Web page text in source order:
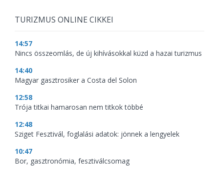
TURIZMUS ONLINE CIKKEI
14:57
Nincs összeomlás, de új kihívásokkal küzd a hazai turizmus
14:40
Magyar gasztrosiker a Costa del Solon
12:58
Trója titkai hamarosan nem titkok többé
12:48
Sziget Fesztivál, foglalási adatok: jönnek a lengyelek
10:47
Bor, gasztronómia, fesztiválcsomag